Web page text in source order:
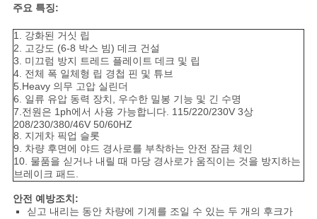
오
사
이
트
맵
개
주요 특징:
1. 강화된 거싯 립
2. 고강도 (6-8 박스 빔) 데크 건설
3. 미끄럼 방지 트레드 플레이트 데크 및 립
4. 전체 폭 일체형 립 경첩 핀 및 튜브
5.Heavy 의무 고압 실린더
6. 일류 유압 동력 장치, 우수한 밀봉 기능 및 긴 수명
7.전원은 1ph에서 사용 가능합니다. 115/220/230V 3상
208/230/380/46V 50/60HZ
8. 지게차 픽업 슬롯
9. 차량 후면에 야드 경사로를 부착하는 안전 잠금 체인
10. 물품을 싣거나 내릴 때 마당 경사로가 움직이는 것을 방지하는
브레이크 패드.
안전 예방조치:
싣고 내리는 동안 차량에 기계를 조일 수 있는 두 개의 후크가